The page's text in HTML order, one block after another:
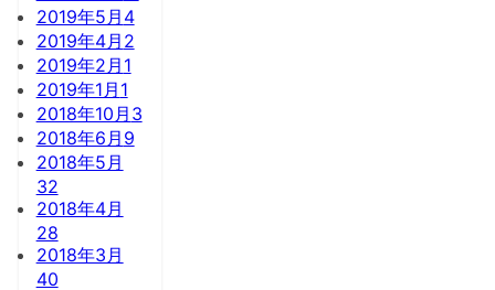
2019年5月 4
2019年4月 2
2019年2月 1
2019年1月 1
2018年10月 3
2018年6月 9
2018年5月
32
2018年4月
28
2018年3月
40